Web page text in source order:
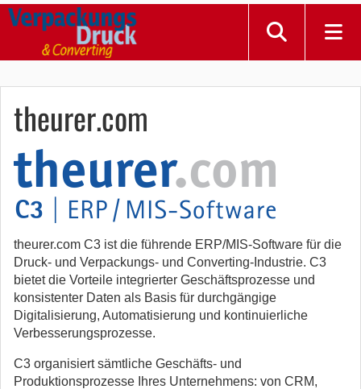
theurer.com
theurer.com C3 ist die führende ERP/MIS-Software für die
Druck- und Verpackungs- und Converting-Industrie. C3
bietet die Vorteile integrierter Geschäftsprozesse und
konsistenter Daten als Basis für durchgängige
Digitalisierung, Automatisierung und kontinuierliche
Verbesserungsprozesse.
C3 organisiert sämtliche Geschäfts- und
Produktionsprozesse Ihres Unternehmens: von CRM,